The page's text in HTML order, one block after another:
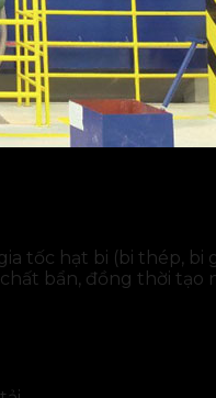
hạt bi (bi thép, bi
bẩn, đồng thời tạo